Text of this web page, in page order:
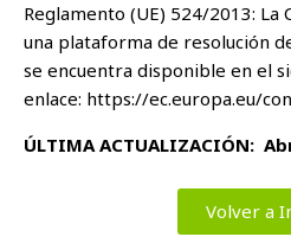
Reglamento (UE) 524/2013: La
una plataforma de resolución
se encuentra disponible en el
enlace: https://ec.europa.eu/
ÚLTIMA ACTUALIZACIÓN:
Volver a